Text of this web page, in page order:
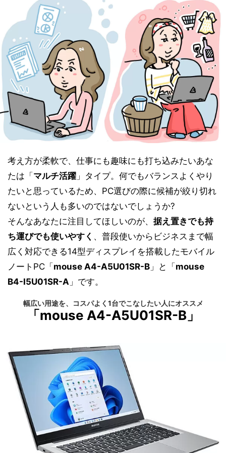
考え方が柔軟で、仕事にも趣味にも打ち込みたいあな
たは「 マルチ活躍 」タイプ。何でもバランスよくやり
たいと思っているため、PC選びの際に候補が絞り切れ
ないという人も多いのではないでしょうか?
そんなあなたに注目してほしいのが、 据え置きでも持
ち運びでも使いやすく 、普段使いからビジネスまで幅
広く対応できる14型ディスプレイを搭載したモバイル
ノートPC「 mouse A4-A5U01SR-B 」と「 mouse
B4-I5U01SR-A 」です。
幅広い用途を、コスパよく1台でこなしたい人にオススメ
「mouse A4-A5U01SR-B」